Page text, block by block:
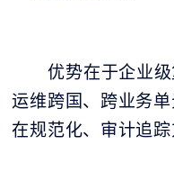
优势在于企业级
运维跨国、跨业务
在规范化、审计追踪